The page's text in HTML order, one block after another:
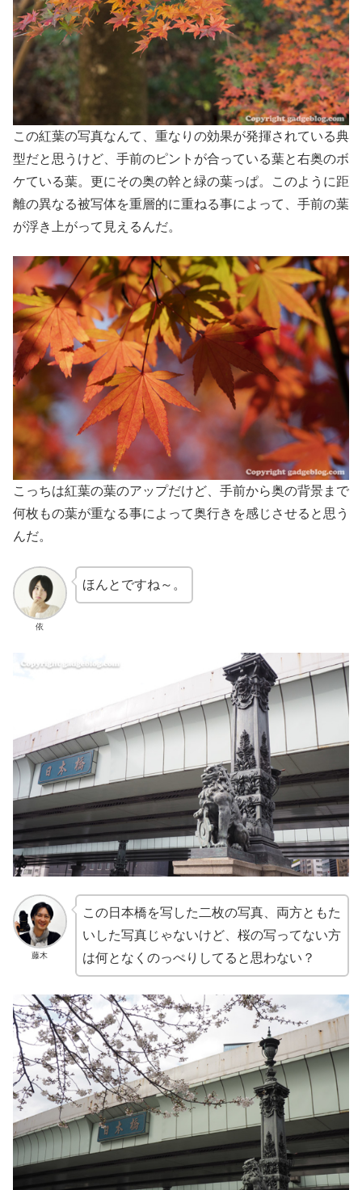
この紅葉の写真なんて、重なりの効果が発揮されている典
型だと思うけど、手前のピントが合っている葉と右奥のボ
ケている葉。更にその奥の幹と緑の葉っぱ。このように距
離の異なる被写体を重層的に重ねる事によって、手前の葉
が浮き上がって見えるんだ。
こっちは紅葉の葉のアップだけど、手前から奥の背景まで
何枚もの葉が重なる事によって奥行きを感じさせると思う
んだ。
依
ほんとですね～。
藤木
この日本橋を写した二枚の写真、両方ともた
いした写真じゃないけど、桜の写ってない方
は何となくのっぺりしてると思わない？